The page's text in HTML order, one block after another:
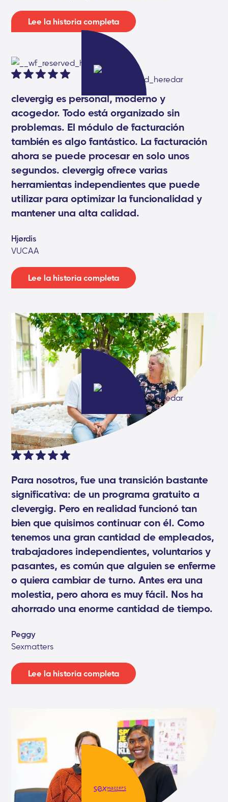
Lee la historia completa
clevergig es personal, moderno y
acogedor. Todo está organizado sin
problemas. El módulo de facturación
también es algo fantástico. La facturación
ahora se puede procesar en solo unos
segundos. clevergig ofrece varias
herramientas independientes que puede
utilizar para optimizar la funcionalidad y
mantener una alta calidad.
Hjørdis
VUCAA
Lee la historia completa
Para nosotros, fue una transición bastante
significativa: de un programa gratuito a
clevergig. Pero en realidad funcionó tan
bien que quisimos continuar con él. Como
tenemos una gran cantidad de empleados,
trabajadores independientes, voluntarios y
pasantes, es común que alguien se enferme
o quiera cambiar de turno. Antes era una
molestia, pero ahora es muy fácil. Nos ha
ahorrado una enorme cantidad de tiempo.
Peggy
Sexmatters
Lee la historia completa